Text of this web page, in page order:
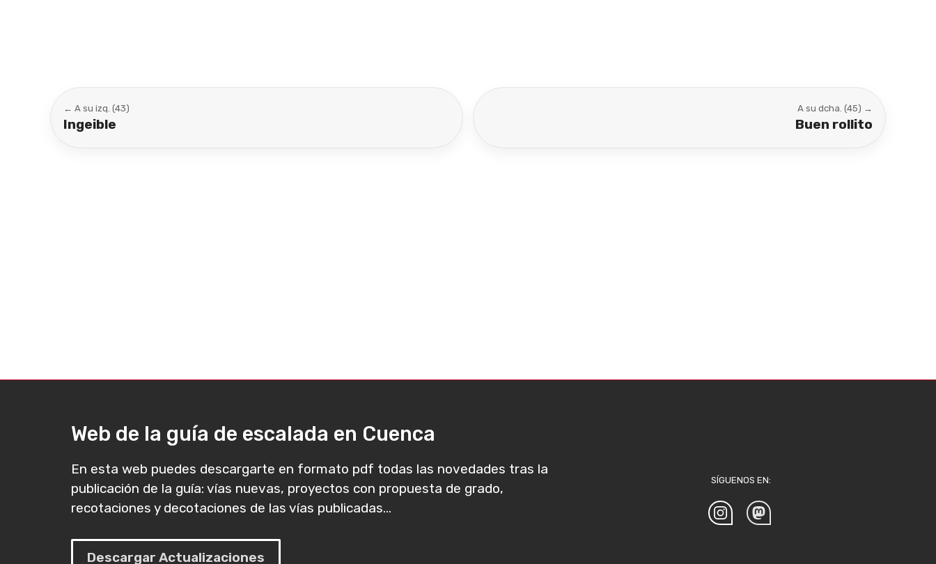
← A su izq. (43)
Ingeible
A su dcha. (45) →
Buen rollito
Web de la guía de escalada en Cuenca
En esta web puedes descargarte en formato pdf todas las novedades tras la
publicación de la guía: vías nuevas, proyectos con propuesta de grado,
recotaciones y decotaciones de las vías publicadas...
Descargar Actualizaciones
SÍGUENOS EN: